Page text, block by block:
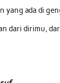
yang ada di
dari dirimu,